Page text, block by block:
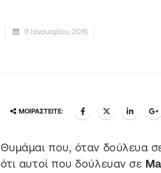
11 Ιανουαρίου, 2015
ΜΟΙΡΑΣΤΕΊΤΕ:
Θυμάμαι που, όταν δούλευα
ότι αυτοί που δούλευαν σε